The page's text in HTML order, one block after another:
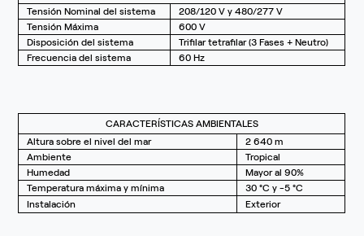
Tensión Nominal del sistema
208/120 V y 480/277 V
Tensión Máxima
600 V
Disposición del sistema
Trifilar tetrafilar (3 Fases + Neutro)
Frecuencia del sistema
60 Hz
CARACTERÍSTICAS AMBIENTALES
Altura sobre el nivel del mar
2 640 m
Ambiente
Tropical
Humedad
Mayor al 90%
Temperatura máxima y mínima
30 °C y -5 °C
Instalación
Exterior